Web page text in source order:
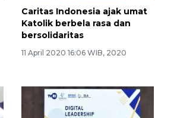
Caritas Indonesia ajak umat
Katolik berbela rasa dan
bersolidaritas
11 April 2020 16:06 WIB, 2020